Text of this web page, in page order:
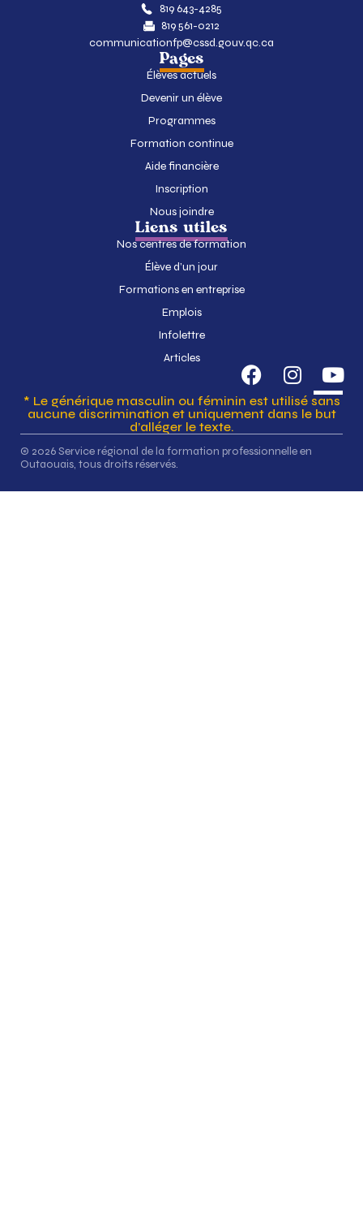
819 643-4285
819 561-0212
communicationfp@cssd.gouv.qc.ca
Pages
Élèves actuels
Devenir un élève
Programmes
Formation continue
Aide financière
Inscription
Nous joindre
Liens utiles
Nos centres de formation
Élève d’un jour
Formations en entreprise
Emplois
Infolettre
Articles
* Le générique masculin ou féminin est utilisé sans
aucune discrimination et uniquement dans le but
d’alléger le texte.
© 2026 Service régional de la formation professionnelle en
Outaouais, tous droits réservés.